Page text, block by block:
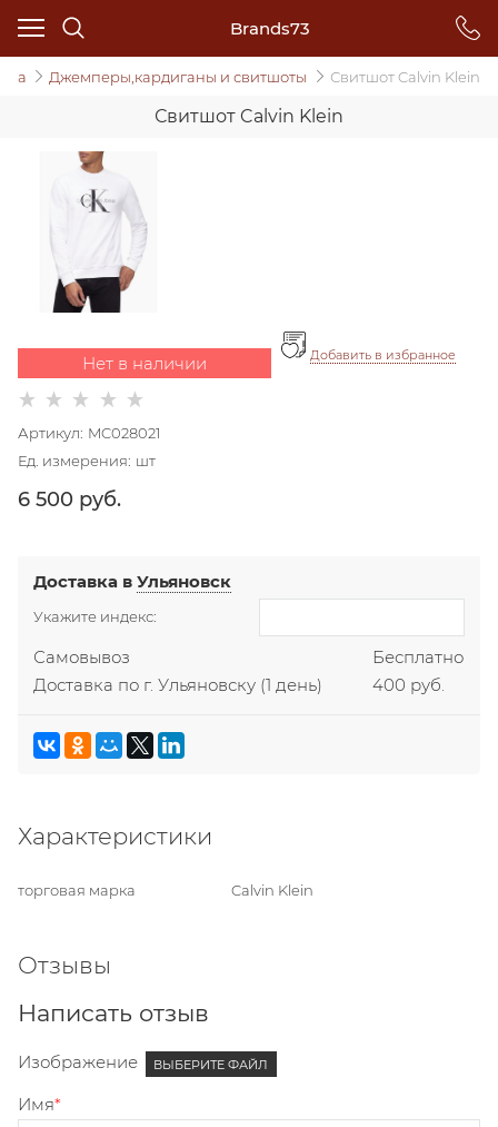
Brands73
Джемперы,кардиганы и свитшоты Свитшот Calvin Klein
Свитшот Calvin Klein
Нет в наличии Добавить в избранное
Артикул: MC028021
Ед. измерения: шт
6 500 руб.
Доставка вУльяновск
Укажите индекс:
Самовывоз
Бесплатно
Доставка по г. Ульяновску (1 день) 400 руб.
Характеристики
торговая марка Calvin Klein
Отзывы
Написать отзыв
Изображение ВЫБЕРИТЕ ФАЙЛ
Имя